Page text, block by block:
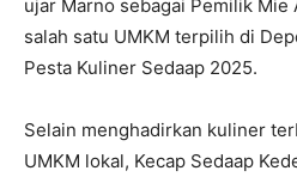
ujar Marno sebagai Pemilik Mie
salah satu UMKM terpilih di
Pesta Kuliner Sedaap 2025.
Selain menghadirkan kuliner
UMKM lokal, Kecap Sedaap